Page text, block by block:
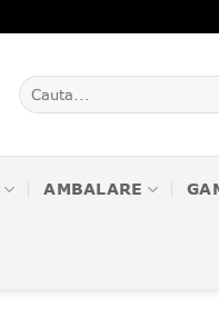
Caută
după:
AMBALARE